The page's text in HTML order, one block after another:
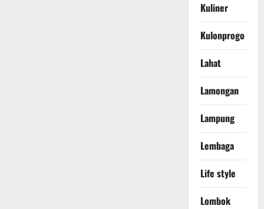
Kuliner
Kulonprogo
Lahat
Lamongan
Lampung
Lembaga
Life style
Lombok